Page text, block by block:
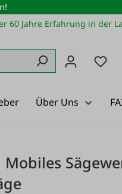
60 Jahre Erfahrung in der
Über Uns
Mobiles